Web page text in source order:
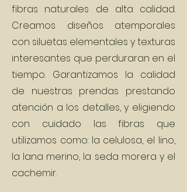
fibras naturales de alta calidad.
Creamos diseños atemporales
con siluetas elementales y texturas
interesantes que perduraran en el
tiempo. Garantizamos la calidad
de nuestras prendas prestando
atención a los detalles, y eligiendo
con cuidado las fibras que
utilizamos como: la celulosa, el lino,
la lana merino, la seda morera y el
cachemir.